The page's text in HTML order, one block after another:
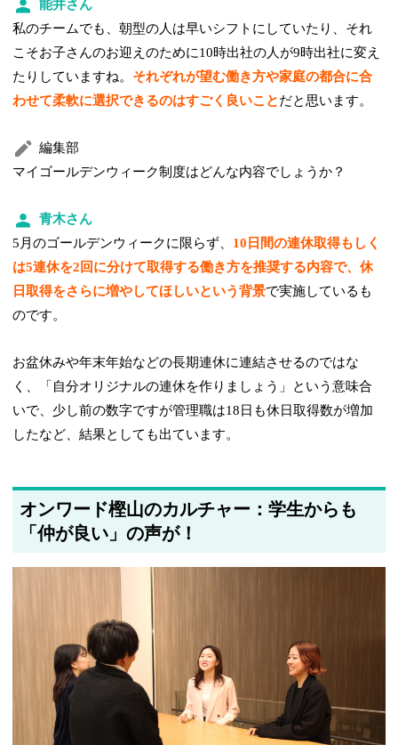
能井さん
私のチームでも、朝型の人は早いシフトにしていたり、それ
こそお子さんのお迎えのために10時出社の人が9時出社に変え
たりしていますね。 それぞれが望む働き方や家庭の都合に合
わせて柔軟に選択できるのはすごく良いことだと思います。
編集部
マイゴールデンウィーク制度はどんな内容でしょうか？
青木さん
5月のゴールデンウィークに限らず、 10日間の連休取得もしく
は5連休を2回に分けて取得する働き方を推奨する内容で、休
日取得をさらに増やしてほしいという背景で実施しているも
のです。
お盆休みや年末年始などの長期連休に連結させるのではな
く、「自分オリジナルの連休を作りましょう」という意味合
いで、少し前の数字ですが管理職は18日も休日取得数が増加
したなど、結果としても出ています。
オンワード樫山のカルチャー：学生からも
「仲が良い」の声が！